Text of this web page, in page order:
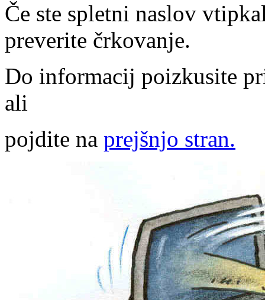
Če ste spletni naslov
preverite črkovanje.
Do informacij poizkusite
ali
pojdite na prejšnjo stran.